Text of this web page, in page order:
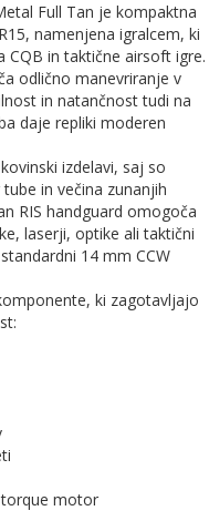
Full Tan je kompaktna
namenjena igralcem, ki
CQB in taktične airsoft igre.
odlično manevriranje v
in natančnost tudi na
daje repliki moderen
izdelavi, saj so
in večina zunanjih
RIS handguard omogoča
laserji, optike ali taktični
14 mm CCW
ki zagotavljajo
torque motor